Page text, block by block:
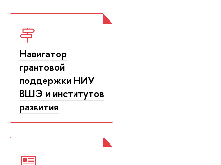
Навигатор
грантовой
поддержки НИУ
ВШЭ и институтов
развития